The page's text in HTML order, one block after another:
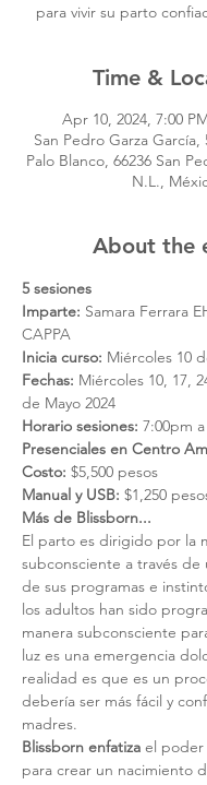
para vivir su parto
Time &
Apr 10, 2024, 7:00
San Pedro Garza García,
Palo Blanco, 66236 San
N.L.,
About the
5 sesiones
Imparte: Samara Ferrara
CAPPA
Inicia curso: Miércoles 10
Fechas: Miércoles 10, 17,
de Mayo 2024
Horario sesiones: 7:00pm
Presenciales en Centro
Costo: $5,500 pesos
Manual y USB: $1,250
Más de Blissborn...
El parto es dirigido por la
subconsciente a través de
de sus programas e
los adultos han sido
manera subconsciente
luz es una emergencia
realidad es que es un
debería ser más fácil y
madres.
Blissborn enfatiza el poder
para crear un nacimiento